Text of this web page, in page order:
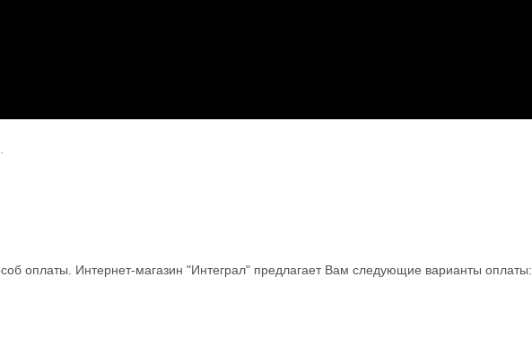
оплаты. Интернет-магазин "Интеграл" предлагает Вам следующие варианты оплаты: